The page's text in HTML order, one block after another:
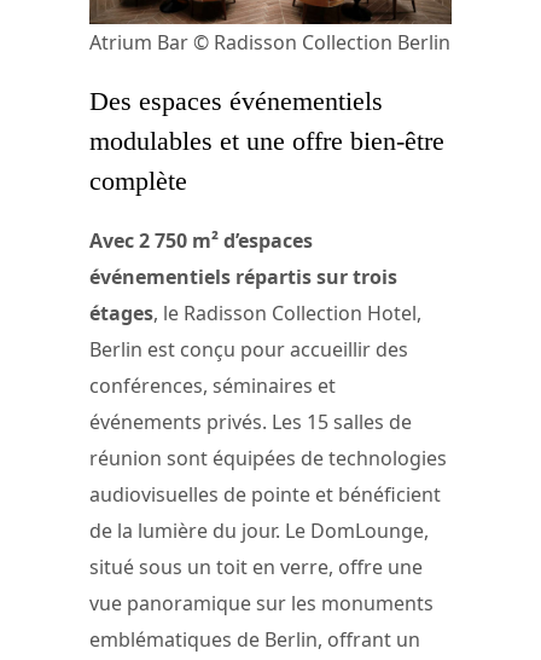
Atrium Bar © Radisson Collection Berlin
Des espaces événementiels
modulables et une offre bien-être
complète
Avec 2 750 m² d’espaces
événementiels répartis sur trois
étages, le Radisson Collection Hotel,
Berlin est conçu pour accueillir des
conférences, séminaires et
événements privés. Les 15 salles de
réunion sont équipées de technologies
audiovisuelles de pointe et bénéficient
de la lumière du jour. Le DomLounge,
situé sous un toit en verre, offre une
vue panoramique sur les monuments
emblématiques de Berlin, offrant un